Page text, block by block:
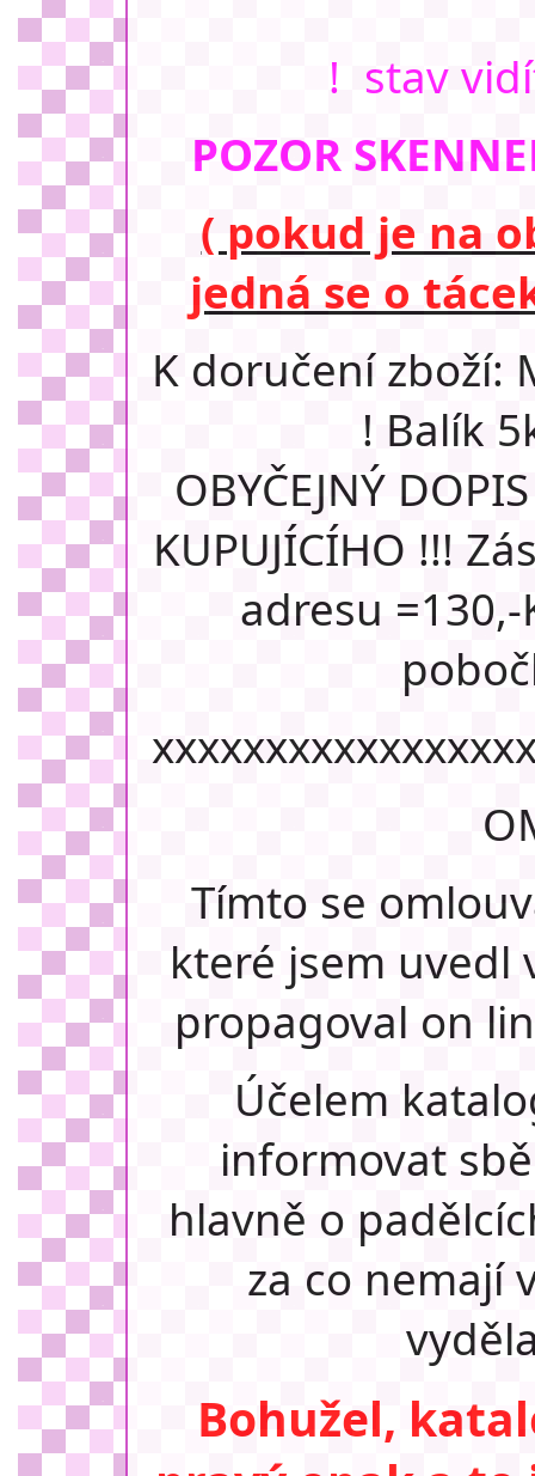
! stav
POZOR
( pokud je na
jedná se o
K doručení zboží:
! Balík
OBYČEJNÝ
KUPUJÍCÍHO !!!
adresu
Tímto se
které jsem uvedl
propagoval on
Účelem
informovat
hlavně o
za co nemají
Bohužel,